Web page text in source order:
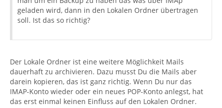
geladen wird, dann in den Lokalen Ordner übertragen
soll. Ist das so richtig?
Der Lokale Ordner ist eine weitere Möglichkeit Mails
dauerhaft zu archivieren. Dazu musst Du die Mails aber
darein kopieren, das ist ganz richtig. Wenn Du nur das
IMAP-Konto wieder oder ein neues POP-Konto anlegst, hat
das erst einmal keinen Einfluss auf den Lokalen Ordner.